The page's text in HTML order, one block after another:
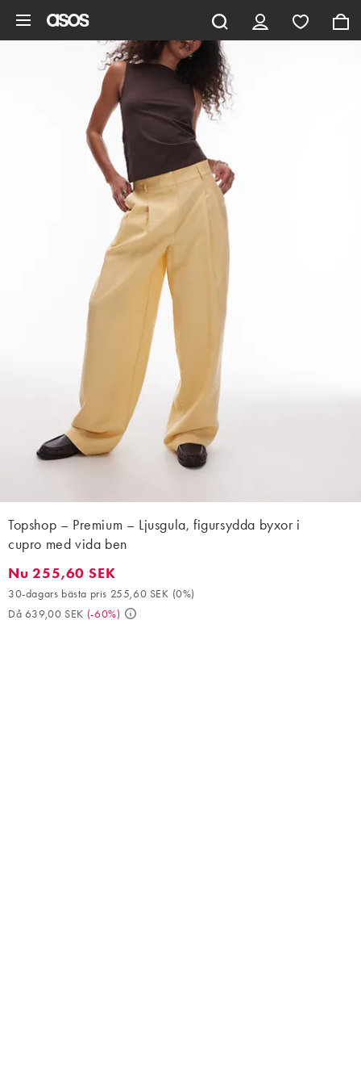
Topshop – Premium – Ljusgula, figursydda byxor i
cupro med vida ben
Nu 255,60 SEK. 30-dagars bästa pris 255,60 SEK (0%). Då
Nu 255,60 SEK
30-dagars bästa pris 255,60 SEK (0%)
Då 639,00 SEK (-60%)